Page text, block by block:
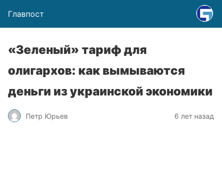
Главпост
«Зеленый» тариф для
олигархов: как вымываются
деньги из украинской экономики
Петр Юрьев 6 лет назад